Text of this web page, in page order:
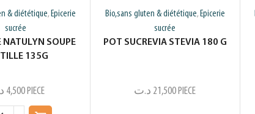
& diététique, Epicerie
sucrée
SOUPE
135G
4,500PIECE
Bio,sans gluten & diététique, Epicerie
sucrée
POT SUCREVIA STEVIA 180 G
21,500 د.ت PIECE